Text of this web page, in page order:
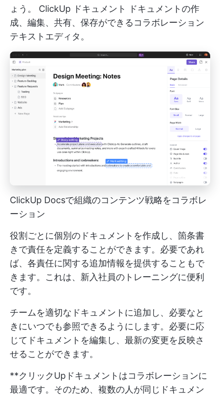
ょう。 ClickUp ドキュメント
ドキュメントの作
成、編集、共有、保存ができるコラボレーション
テキストエディタ。
ClickUp Docsで組織のコンテンツ戦略をコラボレ
ーション
役割ごとに個別のドキュメントを作成し、箇条書
きで責任を定義することができます。必要であれ
ば、各責任に関する追加情報を提供することもで
きます。これは、新入社員のトレーニングに便利
です。
チームを適切なドキュメントに追加し、必要なと
きにいつでも参照できるようにします。必要に応
じてドキュメントを編集し、最新の変更を反映さ
せることができます。
**クリックUpドキュメントはコラボレーションに
最適です。そのため、複数の人が同じドキュメン